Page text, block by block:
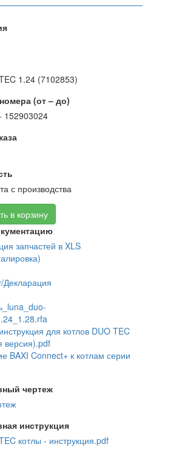
1.24 (7102853)
(от – до)
152903024
с производства
в корзину
запчастей в XLS
Декларация
для котлов DUO TEC
версия).pdf
BAXI Connect+ к котлам серии
чертеж
инструкция
котлы - инструкция.pdf